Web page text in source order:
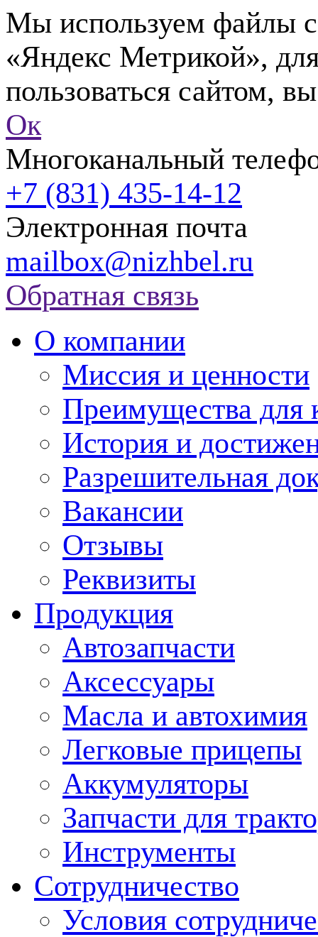
Мы используем файлы
«Яндекс Метрикой»,
пользоваться сайтом,
Ок
Многоканальный
+7 (831) 435-14-12
Электронная почта
mailbox@nizhbel.ru
Обратная связь
О компании
Миссия и ценности
Преимущества для
История и
Разрешительная
Вакансии
Отзывы
Реквизиты
Продукция
Автозапчасти
Аксессуары
Масла и автохимия
Легковые прицепы
Аккумуляторы
Запчасти для
Инструменты
Сотрудничество
Условия